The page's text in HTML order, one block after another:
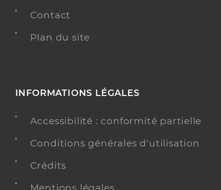
Contact
Plan du site
INFORMATIONS LÉGALES
Accessibilité : conformité partielle
Conditions générales d'utilisation
Crédits